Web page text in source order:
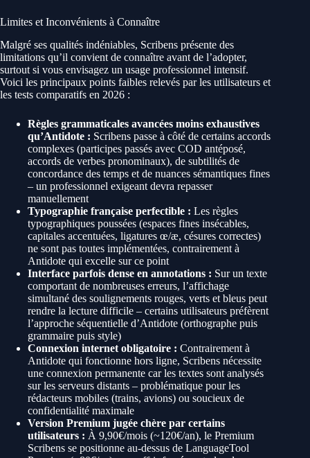
Limites et Inconvénients à Connaître
Malgré ses qualités indéniables, Scribens présente des
limitations qu’il convient de connaître avant de l’adopter,
surtout si vous envisagez un usage professionnel intensif.
Voici les principaux points faibles relevés par les utilisateurs et
les tests comparatifs en 2026 :
Règles grammaticales avancées moins exhaustives
qu’Antidote : Scribens passe à côté de certains accords
complexes (participes passés avec COD antéposé,
accords de verbes pronominaux), de subtilités de
concordance des temps et de nuances sémantiques fines
– un professionnel exigeant devra repasser
manuellement
Typographie française perfectible : Les règles
typographiques poussées (espaces fines insécables,
capitales accentuées, ligatures œ/æ, césures correctes)
ne sont pas toutes implémentées, contrairement à
Antidote qui excelle sur ce point
Interface parfois dense en annotations : Sur un texte
comportant de nombreuses erreurs, l’affichage
simultané des soulignements rouges, verts et bleus peut
rendre la lecture difficile – certains utilisateurs préfèrent
l’approche séquentielle d’Antidote (orthographe puis
grammaire puis style)
Connexion internet obligatoire : Contrairement à
Antidote qui fonctionne hors ligne, Scribens nécessite
une connexion permanente car les textes sont analysés
sur les serveurs distants – problématique pour les
rédacteurs mobiles (trains, avions) ou soucieux de
confidentialité maximale
Version Premium jugée chère par certains
utilisateurs : À 9,90€/mois (~120€/an), le Premium
Scribens se positionne au-dessus de LanguageTool